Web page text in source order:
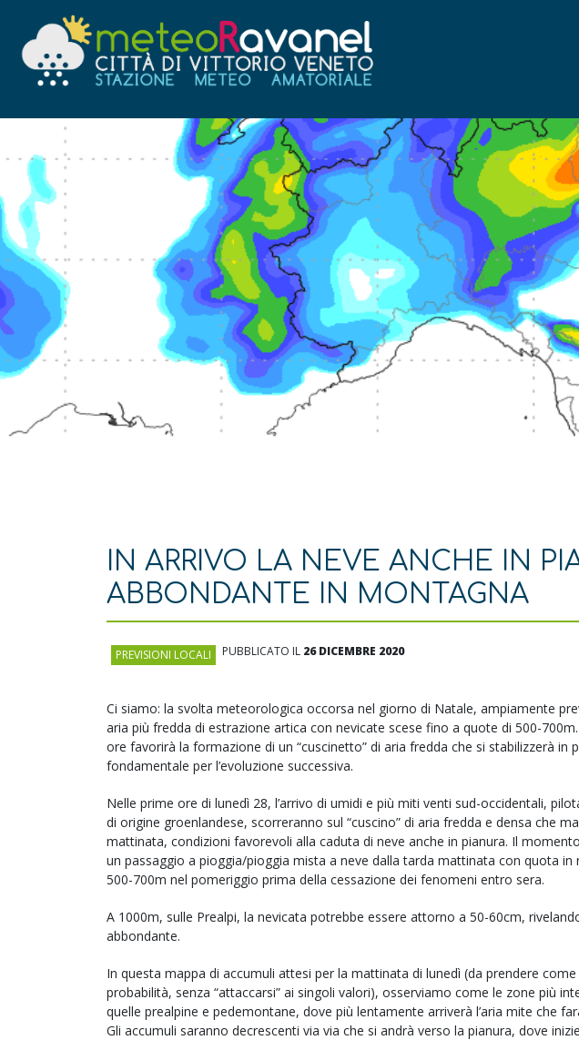
IN ARRIVO LA NEVE ANCHE IN
ABBONDANTE IN MONTAGNA
PREVISIONI LOCALI PUBBLICATO IL 26 DICEMBRE 2020
Ci siamo: la svolta meteorologica occorsa nel giorno di Natale, ampiamente
aria più fredda di estrazione artica con nevicate scese fino a quote di 500-
ore favorirà la formazione di un “cuscinetto” di aria fredda che si stabilizzerà in
fondamentale per l’evoluzione successiva.
Nelle prime ore di lunedì 28, l’arrivo di umidi e più miti venti sud-occidentali,
di origine groenlandese, scorreranno sul “cuscino” di aria fredda e densa che
mattinata, condizioni favorevoli alla caduta di neve anche in pianura. Il
un passaggio a pioggia/pioggia mista a neve dalla tarda mattinata con quota in
500-700m nel pomeriggio prima della cessazione dei fenomeni entro sera.
A 1000m, sulle Prealpi, la nevicata potrebbe essere attorno a 50-60cm,
abbondante.
In questa mappa di accumuli attesi per la mattinata di lunedì (da prendere
probabilità, senza “attaccarsi” ai singoli valori), osserviamo come le zone più
quelle prealpine e pedemontane, dove più lentamente arriverà l’aria mite che
Gli accumuli saranno decrescenti via via che si andrà verso la pianura, dove